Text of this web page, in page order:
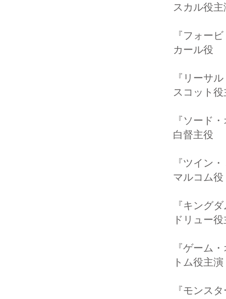
スカル役
『フォー
カール役
『リーサ
スコット
『ソード
白督主役
『ツイン
マルコム役
『キング
ドリュー
『ゲーム
トム役主演
『モンス